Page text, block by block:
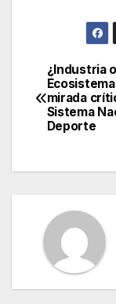
de
¿Industria o
mirada
Sistema
Deporte